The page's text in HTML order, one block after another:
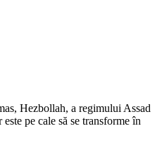
Hezbollah, a regimului Assad
pe cale să se transforme în